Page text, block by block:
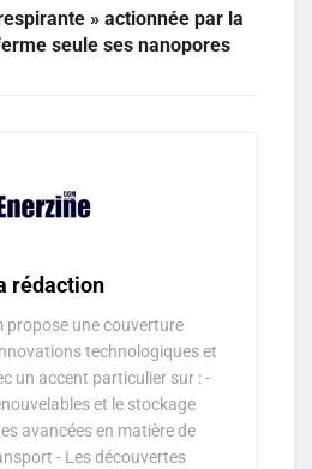
» actionnée par la
seule ses nanopores
rédaction
propose une couverture
technologiques et
un accent particulier sur : -
et le stockage
avancées en matière de
- Les découvertes